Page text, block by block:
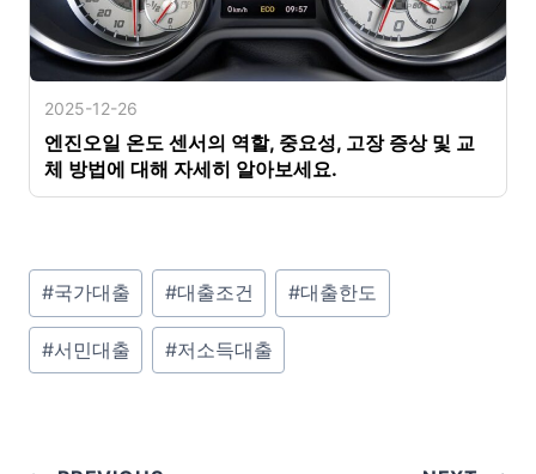
2025-12-26
엔진오일 온도 센서의 역할, 중요성, 고장 증상 및 교
체 방법에 대해 자세히 알아보세요.
P
o
#국가대출 #대출조건 #대출한도
#서민대출 #저소득대출